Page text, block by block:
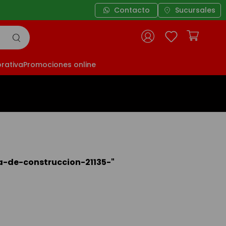
Contacto Sucursales
Promociones online
de-construccion-21135-"